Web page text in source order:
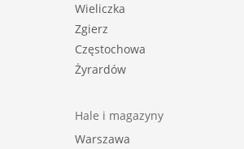
Wieliczka
Zgierz
Częstochowa
Żyrardów
Hale i magazyny
Warszawa